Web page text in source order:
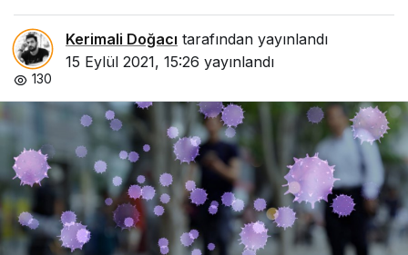
Kerimali Doğacı tarafından yayınlandı
15 Eylül 2021, 15:26 yayınlandı
130